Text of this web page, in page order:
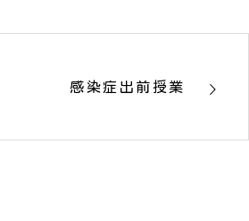
感染症出前授業